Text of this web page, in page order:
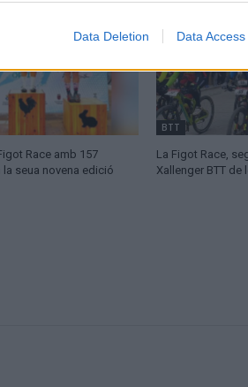
Data Deletion Data Access
Race amb 157
seua novena edició
BTT
La Figot Race,
Xallenger BTT de